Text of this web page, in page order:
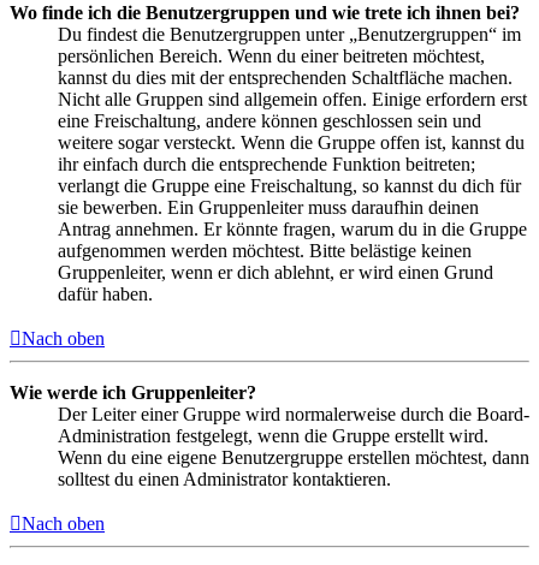
Wo finde ich die Benutzergruppen und wie trete ich ihnen bei?
Du findest die Benutzergruppen unter „Benutzergruppen“ im
persönlichen Bereich. Wenn du einer beitreten möchtest,
kannst du dies mit der entsprechenden Schaltfläche machen.
Nicht alle Gruppen sind allgemein offen. Einige erfordern erst
eine Freischaltung, andere können geschlossen sein und
weitere sogar versteckt. Wenn die Gruppe offen ist, kannst du
ihr einfach durch die entsprechende Funktion beitreten;
verlangt die Gruppe eine Freischaltung, so kannst du dich für
sie bewerben. Ein Gruppenleiter muss daraufhin deinen
Antrag annehmen. Er könnte fragen, warum du in die Gruppe
aufgenommen werden möchtest. Bitte belästige keinen
Gruppenleiter, wenn er dich ablehnt, er wird einen Grund
dafür haben.
Nach oben
Wie werde ich Gruppenleiter?
Der Leiter einer Gruppe wird normalerweise durch die Board-
Administration festgelegt, wenn die Gruppe erstellt wird.
Wenn du eine eigene Benutzergruppe erstellen möchtest, dann
solltest du einen Administrator kontaktieren.
Nach oben